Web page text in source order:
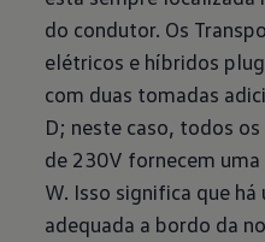
do condutor. Os
elétricos e híbridos
com duas tomadas
D; neste caso, todos
de 230V fornecem
W. Isso significa que
adequada a bordo da